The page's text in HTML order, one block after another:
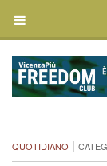
QUOTIDIANO |